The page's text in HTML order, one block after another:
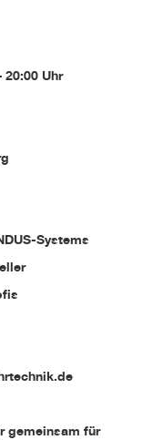
20:00 Uhr
Systems
gemeinsam für